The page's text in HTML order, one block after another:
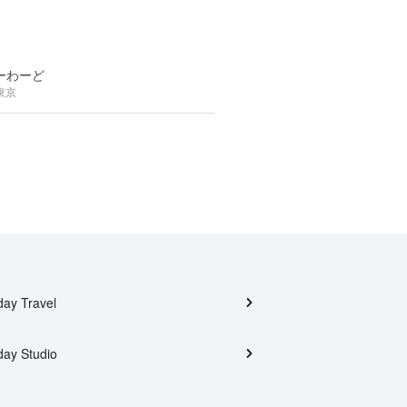
わーど
京
Travel
Studio